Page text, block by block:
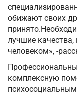
обижают своих
лучшие
человеком», -
комплексную